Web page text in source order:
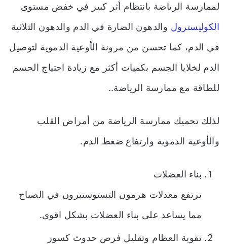
لممارسة الرياضة بانتظام أثر كبير في خفض مستوى
الكوليسترول والدهون الضارة في الدم والدهون الثلاثية
في الدم، كما تحسن من مرونة الأوعية الدموية لتوصيل
الدم لخلايا الجسم بكميات أكثر مع زيادة احتياج الجسم
للطاقة مع ممارسة الرياضة..
لذلك تحميك ممارسة الرياضة من أمراض القلب
والأوعية الدموية وارتفاع ضغط الدم.
بناء العضلات
ترتفع معدلات هرمون التستوستيرون في الصباح
مما يساعد على بناء العضلات بشكل اقوى.
تقوية العظام وتقليل فرص حدوث كسور